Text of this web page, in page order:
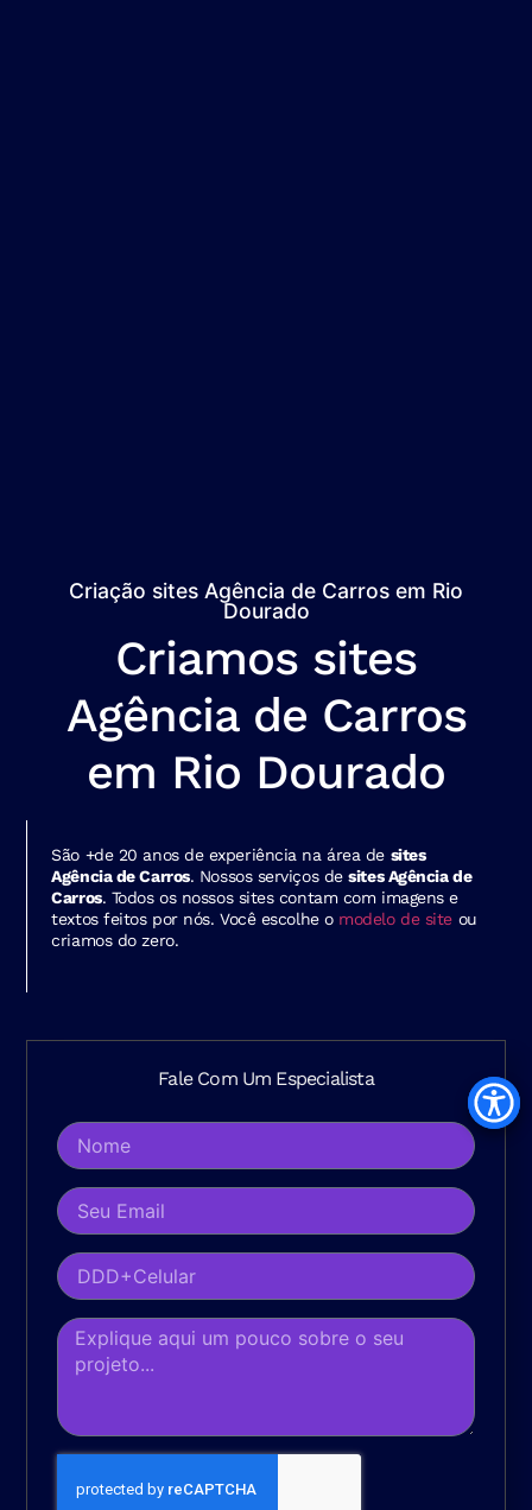
Criação sites Agência de Carros em Rio
Dourado
Criamos sites
Agência de Carros
em Rio Dourado
São +de 20 anos de experiência na área de sites
Agência de Carros. Nossos serviços desites Agência de
Carros. Todos os nossos sites contam com imagens e
textos feitos por nós. Você escolhe o modelo de site ou
criamos do zero.
Fale Com Um Especialista